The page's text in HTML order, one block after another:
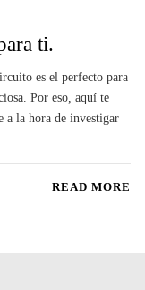
ti.
es el perfecto para
Por eso, aquí te
a la hora de investigar
READ MORE